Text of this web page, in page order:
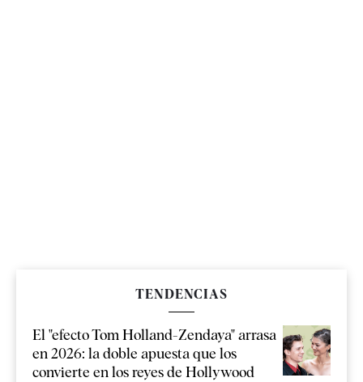
TENDENCIAS
El "efecto Tom Holland-Zendaya" arrasa
en 2026: la doble apuesta que los
convierte en los reyes de Hollywood